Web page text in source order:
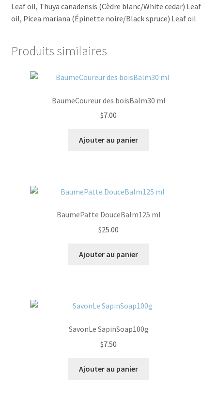
Leaf oil, Thuya canadensis (Cèdre blanc/White cedar) Leaf
oil, Picea mariana (Épinette noire/Black spruce) Leaf oil
Produits similaires
BaumeCoureur des boisBalm30 ml
$7.00
Ajouter au panier
BaumePatte DouceBalm125 ml
$25.00
Ajouter au panier
SavonLe SapinSoap100g
$7.50
Ajouter au panier